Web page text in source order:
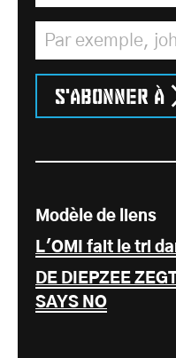
Adresse
S'abonner à
Modèle de liens
L'OMI fait le tri
DE DIEPZEE
SAYS NO